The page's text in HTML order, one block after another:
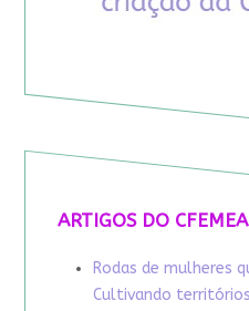
ARTIGOS DO CFEMEA
Rodas de mulheres
Cultivando